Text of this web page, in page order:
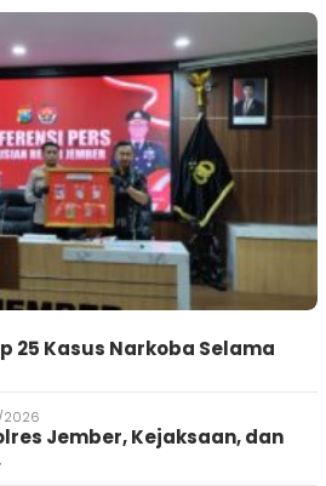
25 Kasus Narkoba Selama
2026
Jember, Kejaksaan, dan